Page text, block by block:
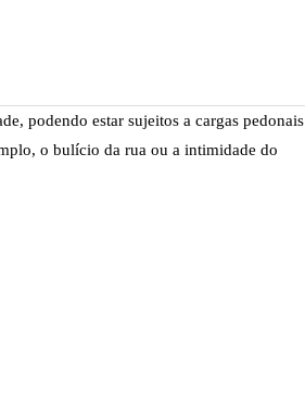
podendo estar sujeitos a cargas pedonais
o bulício da rua ou a intimidade do